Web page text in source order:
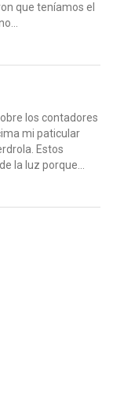
que teníamos el
los contadores
mi paticular
Estos
la luz porque...